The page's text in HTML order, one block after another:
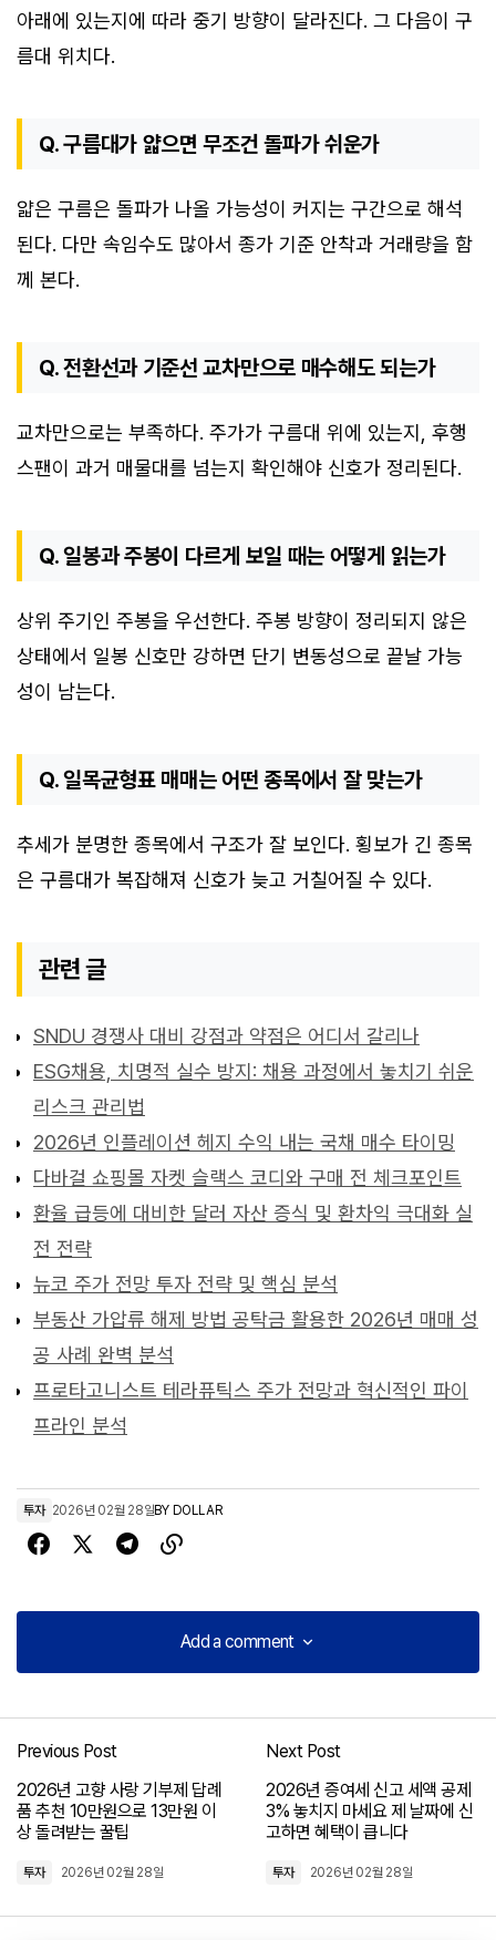
아래에 있는지에 따라 중기 방향이 달라진다. 그 다음이 구
름대 위치다.
Q. 구름대가 얇으면 무조건 돌파가 쉬운가
얇은 구름은 돌파가 나올 가능성이 커지는 구간으로 해석
된다. 다만 속임수도 많아서 종가 기준 안착과 거래량을 함
께 본다.
Q. 전환선과 기준선 교차만으로 매수해도 되는가
교차만으로는 부족하다. 주가가 구름대 위에 있는지, 후행
스팬이 과거 매물대를 넘는지 확인해야 신호가 정리된다.
Q. 일봉과 주봉이 다르게 보일 때는 어떻게 읽는가
상위 주기인 주봉을 우선한다. 주봉 방향이 정리되지 않은
상태에서 일봉 신호만 강하면 단기 변동성으로 끝날 가능
성이 남는다.
Q. 일목균형표 매매는 어떤 종목에서 잘 맞는가
추세가 분명한 종목에서 구조가 잘 보인다. 횡보가 긴 종목
은 구름대가 복잡해져 신호가 늦고 거칠어질 수 있다.
관련 글
SNDU 경쟁사 대비 강점과 약점은 어디서 갈리나
ESG채용, 치명적 실수 방지: 채용 과정에서 놓치기 쉬운
리스크 관리법
2026년 인플레이션 헤지 수익 내는 국채 매수 타이밍
다바걸 쇼핑몰 자켓 슬랙스 코디와 구매 전 체크포인트
환율 급등에 대비한 달러 자산 증식 및 환차익 극대화 실
전 전략
뉴코 주가 전망 투자 전략 및 핵심 분석
부동산 가압류 해제 방법 공탁금 활용한 2026년 매매 성
공 사례 완벽 분석
프로타고니스트 테라퓨틱스 주가 전망과 혁신적인 파이
프라인 분석
투자 2026년 02월 28일BY DOLLAR
Add a comment
Add a comment
Previous Post
2026년 고향 사랑 기부제 답례
품 추천 10만원으로 13만원 이
상 돌려받는 꿀팁
투자 2026년 02월 28일
Next Post
2026년 증여세 신고 세액 공제
3% 놓치지 마세요 제 날짜에 신
고하면 혜택이 큽니다
투자 2026년 02월 28일